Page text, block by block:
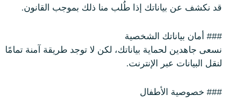
قد نكشف عن بياناتك إذا طُلب منا ذلك بموجب القانون.
### أمان بياناتك الشخصية
نسعى جاهدين لحماية بياناتك، لكن لا توجد طريقة آمنة تمامًا
لنقل البيانات عبر الإنترنت.
### خصوصية الأطفال